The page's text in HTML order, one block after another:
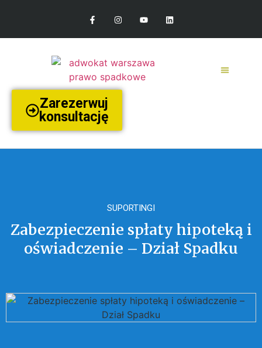
Zarezerwuj
konsultację
SUPORTINGI
Zabezpieczenie spłaty hipoteką i
oświadczenie – Dział Spadku